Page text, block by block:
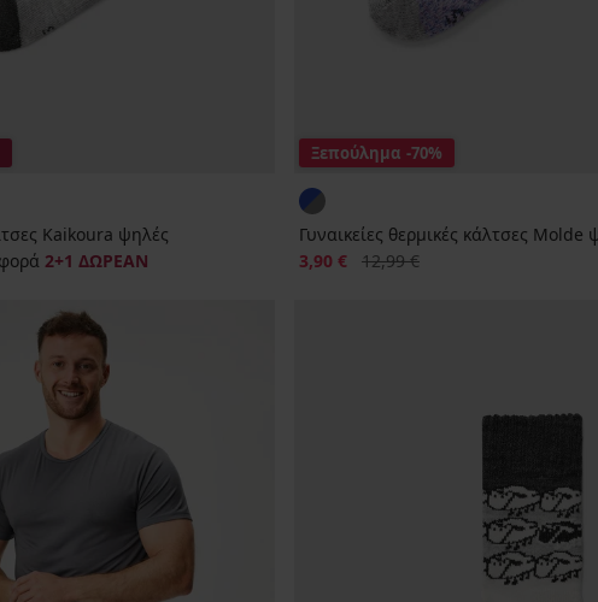
Kaikoura ψηλές
2+1 ΔΩΡΕΑΝ
Ξεπούλημα -70%
Γυναικείες θερμικές κάλτσες Molde
Έκπτωση
3,90 € Αρχική τιμή
12,99 €